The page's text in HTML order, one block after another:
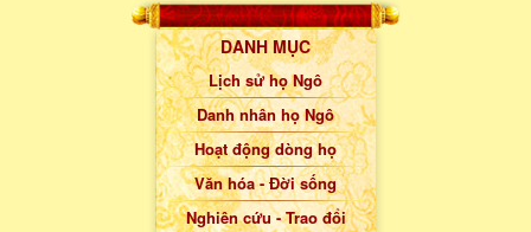
DANH MỤC
Lịch sử họ Ngô
Danh nhân họ Ngô
Hoạt động dòng họ
Văn hóa - Đời sống
Nghiên cứu - Trao đổi